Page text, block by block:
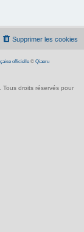
Supprimer les cookies
officielle© Qiaeru
. Tous droits réservés pour